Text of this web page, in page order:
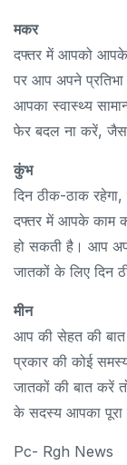
मकर
दफ्तर में आपको आपके
पर आप अपने
आपका स्वास्थ्य
फेर बदल ना करें,
कुंभ
दिन ठीक-ठाक
दफ्तर में आपके काम
हो सकती है। आप
जातकों के लिए दिन
मीन
आप की सेहत की बात
प्रकार की कोई
जातकों की बात करें
के सदस्य आपका पूरा
Pc- Rgh News